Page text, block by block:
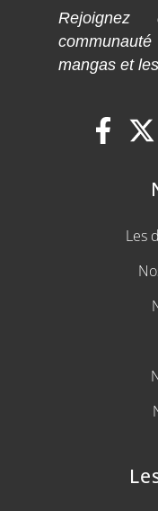
Rejoignez
mangas et
Les